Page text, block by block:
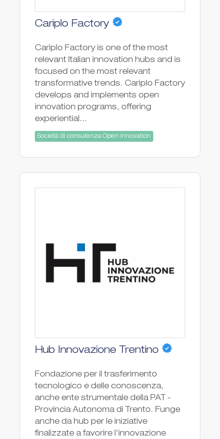
Cariplo Factory
Cariplo Factory is one of the most
relevant Italian innovation hubs and is
focused on the most relevant
transformative trends. Cariplo Factory
develops and implements open
innovation programs, offering
experiential...
Società di consulenza Open Innovation
Hub Innovazione Trentino
Fondazione per il trasferimento
tecnologico e delle conoscenza,
anche ente strumentale della PAT -
Provincia Autonoma di Trento. Funge
anche da hub per le iniziative
finalizzate a favorire l'innovazione